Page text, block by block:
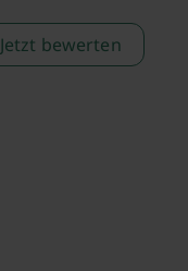
Jetzt bewerten